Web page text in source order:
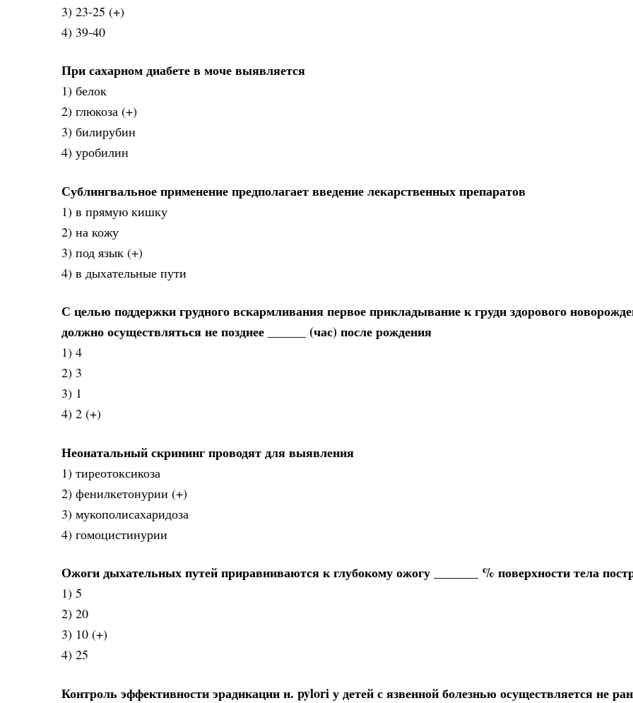
3) 23-25 (+)
4) 39-40
При сахарном диабете в моче выявляется
1) белок
2) глюкоза (+)
3) билирубин
4) уробилин
Сублингвальное применение предполагает введение лекарственных препаратов
1) в прямую кишку
2) на кожу
3) под язык (+)
4) в дыхательные пути
С целью поддержки грудного вскармливания первое прикладывание к груди здорового
должно осуществляться не позднее ______ (час) после рождения
1) 4
2) 3
3) 1
4) 2 (+)
Неонатальный скрининг проводят для выявления
1) тиреотоксикоза
2) фенилкетонурии (+)
3) мукополисахаридоза
4) гомоцистинурии
Ожоги дыхательных путей приравниваются к глубокому ожогу _______ % поверхности тела
1) 5
2) 20
3) 10 (+)
4) 25
Контроль эффективности эрадикации н. pylori у детей с язвенной болезнью осуществляется не